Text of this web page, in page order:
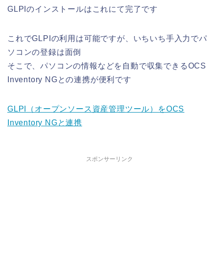
GLPIのインストールはこれにて完了です
これでGLPIの利用は可能ですが、いちいち手入力でパ
ソコンの登録は面倒
そこで、パソコンの情報などを自動で収集できるOCS
Inventory NGとの連携が便利です
GLPI（オープンソース資産管理ツール）をOCS
Inventory NGと連携
スポンサーリンク